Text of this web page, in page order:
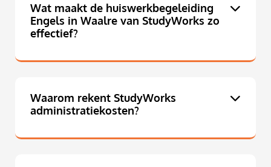
Wat maakt de huiswerkbegeleiding
Engels in Waalre van StudyWorks zo
effectief?
Waarom rekent StudyWorks
administratiekosten?